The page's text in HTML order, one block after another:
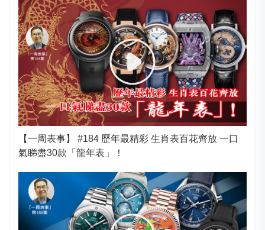
【一周表事】 #184 歷年最精彩 生肖表百花齊放 一口
氣睇盡30款「龍年表」！